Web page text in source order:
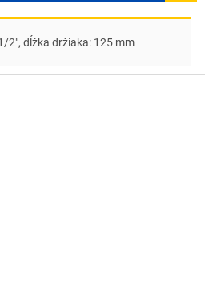
2", dĺžka držiaka: 125 mm